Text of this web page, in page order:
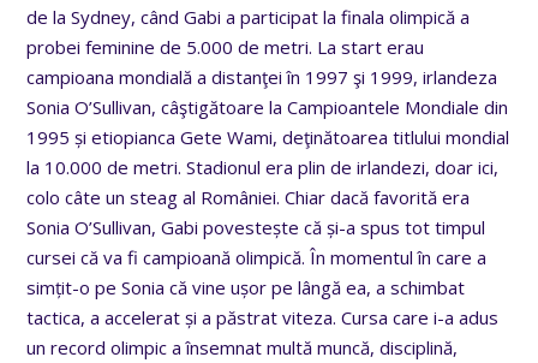
de laSydney, când Gabi a participat la finala olimpică a
probei feminine de 5.000 de metri. La start erau
campioana mondială a distanţei în 1997 şi 1999, irlandeza
Sonia O’Sullivan, câştigătoare la Campioantele Mondiale din
1995 și etiopianca Gete Wami, deţinătoarea titlului mondial
la 10.000 de metri. Stadionul era plin de irlandezi, doar ici,
colo câte un steag al României. Chiar dacă favorită era
Sonia O’Sullivan, Gabi povestește că și-a spus tot timpul
cursei că va fi campioană olimpică. În momentul în care a
simțit-o pe Sonia că vine ușor pe lângă ea, a schimbat
tactica, a accelerat și a păstrat viteza. Cursa care i-a adus
un record olimpic a însemnat multă muncă, disciplină,